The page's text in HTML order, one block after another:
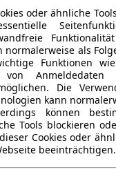
oder ähnliche
normalerweise als
Funktionen
Anmeldedaten
Die
kann
können
Tools blockieren
Cookies oder
beeinträchtigen.